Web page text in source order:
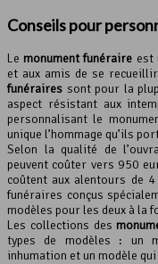
Conseils pour
Le monument funéraire est
et aux amis de se
funéraires sont pour la
aspect résistant aux
personnalisant le
unique l’hommage qu’ils
Selon la qualité de
peuvent coûter vers 950
coûtent aux alentours de
funéraires conçus
modèles pour les deux à la
Les collections des
types de modèles : un
inhumation et un modèle